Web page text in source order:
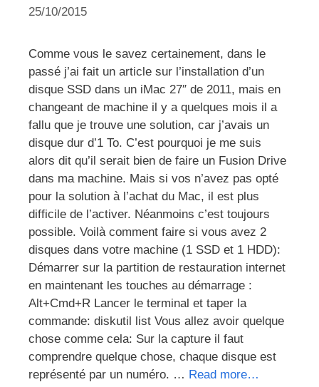
25/10/2015
Comme vous le savez certainement, dans le
passé j’ai fait un article sur l’installation d’un
disque SSD dans un iMac 27″ de 2011, mais en
changeant de machine il y a quelques mois il a
fallu que je trouve une solution, car j’avais un
disque dur d’1 To. C’est pourquoi je me suis
alors dit qu’il serait bien de faire un Fusion Drive
dans ma machine. Mais si vos n’avez pas opté
pour la solution à l’achat du Mac, il est plus
difficile de l’activer. Néanmoins c’est toujours
possible. Voilà comment faire si vous avez 2
disques dans votre machine (1 SSD et 1 HDD):
Démarrer sur la partition de restauration internet
en maintenant les touches au démarrage :
Alt+Cmd+R Lancer le terminal et taper la
commande: diskutil list Vous allez avoir quelque
chose comme cela: Sur la capture il faut
comprendre quelque chose, chaque disque est
représenté par un numéro. … Read more…